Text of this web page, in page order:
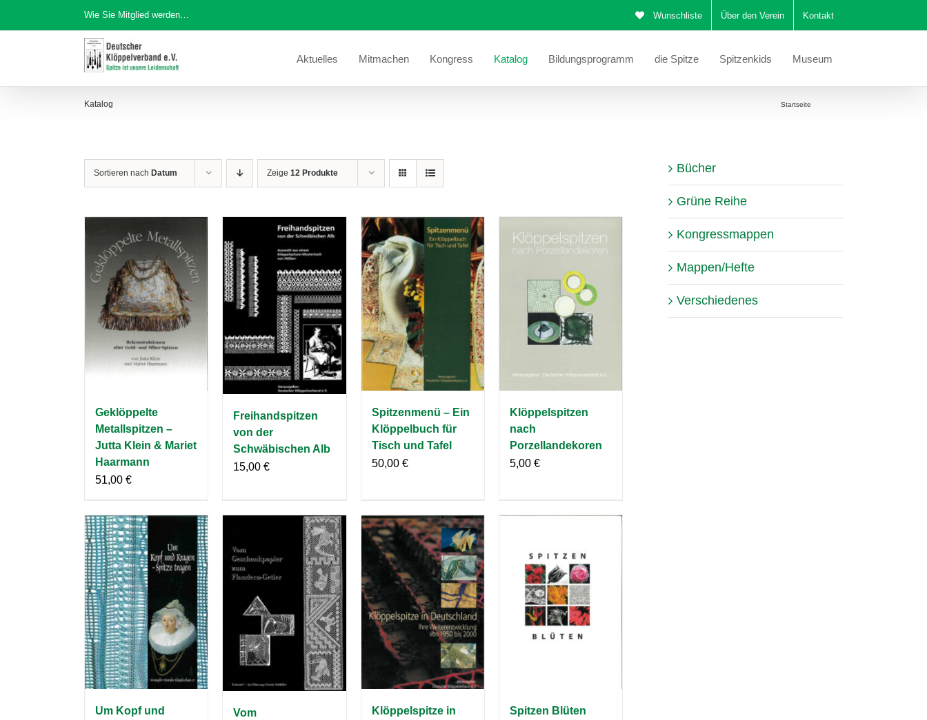
Inhalt
Wie Sie Mitglied werden… Wunschliste Über den Verein Kontakt
Aktuelles Mitmachen Kongress Katalog Bildungsprogramm die Spitze Spitzenkids Museum
Katalog Startseite
Sortieren nach Datum Zeige 12 Produkte
Geklöppelte
Metallspitzen –
Jutta Klein & Mariet
Haarmann
51,00 €
Freihandspitzen
von der
Schwäbischen Alb
15,00€
Spitzenmenü – Ein
Klöppelbuch für
Tisch und Tafel
50,00 €
Klöppelspitzen
nach
Porzellandekoren
5,00 €
Um Kopf und
Vom
Klöppelspitze in
Spitzen Blüten
Bücher
Grüne Reihe
Kongressmappen
Mappen/Hefte
Verschiedenes